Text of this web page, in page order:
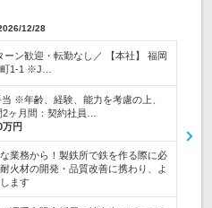
12/28
ーン歓迎・転勤なし／ 【本社】 福岡
町1-1 ※J…
※年齢、経験、能力を考慮の上、
ヶ月間：契約社員…
円
業務から！製鉄所で鉄を作る際に必
火材の開発・品質改善に携わり、よ
ます